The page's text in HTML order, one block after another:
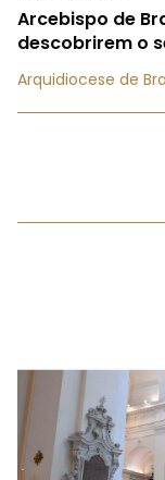
Arcebispo de
descobrirem o
Arquidiocese de